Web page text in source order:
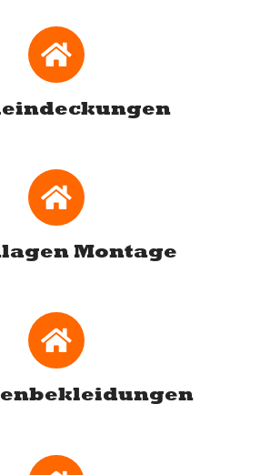
Montage